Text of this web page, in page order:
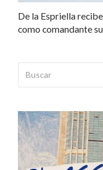
De la Espriella
como comandante